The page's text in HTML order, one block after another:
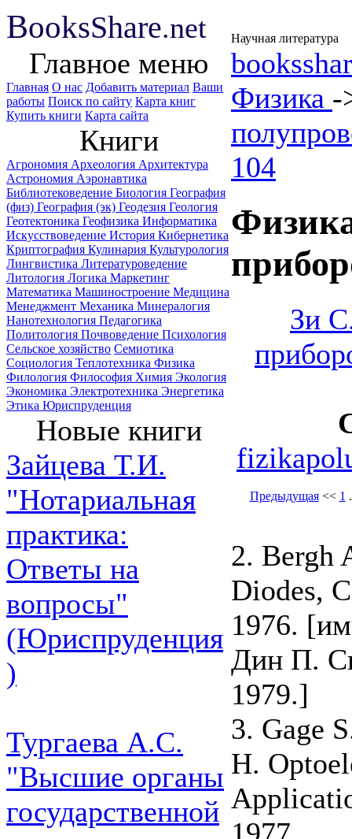
BooksShare.net Научная литература
Главное меню
Главная О нас Добавить материал Ваши
работы Поиск по сайту Карта книг
Купить книги Карта сайта
Книги
Агрономия Археология Архитектура
Астрономия Аэронавтика
Библиотековедение Биология География
(физ) География (эк) Геодезия Геология
Геотектоника Геофизика Информатика
Искусствоведение История Кибернетика
Криптография Кулинария Культурология
Лингвистика Литературоведение
Литология Логика Маркетинг
Математика Машиностроение Медицина
Менеджмент Механика Минералогия
Нанотехнология Педагогика
Политология Почвоведение Психология
Сельское хозяйство Семиотика
Социология Теплотехника Физика
Филология Философия Химия Экология
Экономика Электротехника Энергетика
Этика Юриспруденция
Новые книги
Зайцева Т.И.
"Нотариальная
практика:
Ответы на
вопросы"
(Юриспруденция
)
Тургаева А.С.
"Высшие органы
государственной
Физика -
104
Зи
Предыдущая<< 1
2. Bergh
Diodes,
1976.
Дин П.
1979.]
3. Gage
H.